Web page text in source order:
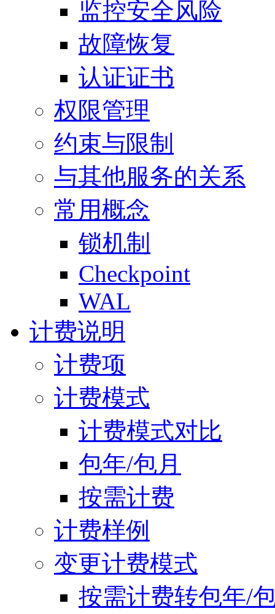
监控安全风险
故障恢复
认证证书
权限管理
约束与限制
与其他服务的关系
常用概念
锁机制
Checkpoint
WAL
计费说明
计费项
计费模式
计费模式对比
包年/包月
按需计费
计费样例
变更计费模式
按需计费转包年/